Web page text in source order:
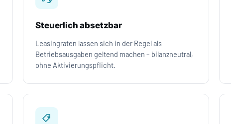
Steuerlich absetzbar
Leasingraten lassen sich in der Regel als
Betriebsausgaben geltend machen – bilanzneutral,
ohne Aktivierungspflicht.